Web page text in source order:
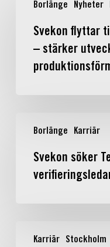
Borlänge Nyheter
flyttar
lokaler
utvecklings-
Svekon flyttar
– stärker
Borlänge Karriär
söker
verifieringsledare
Svekon söker
Karriär Stockholm
söker